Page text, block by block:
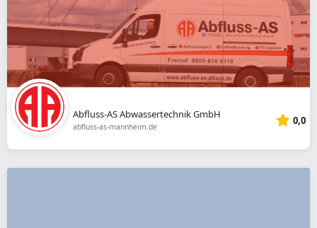
Abfluss-AS Abwassertechnik GmbH
abfluss-as-mannheim.de 0,0